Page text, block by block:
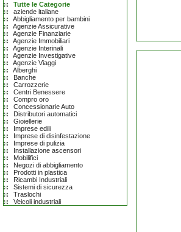
Tutte le Categorie
aziende italiane
Abbigliamento per bambini
Agenzie Assicurative
Agenzie Finanziarie
Agenzie Immobiliari
Agenzie Interinali
Agenzie Investigative
Agenzie Viaggi
Alberghi
Banche
Carrozzerie
Centri Benessere
Compro oro
Concessionarie Auto
Distributori automatici
Gioiellerie
Imprese edili
Imprese di disinfestazione
Imprese di pulizia
Installazione ascensori
Mobilifici
Negozi di abbigliamento
Prodotti in plastica
Ricambi Industriali
Sistemi di sicurezza
Traslochi
Veicoli industriali